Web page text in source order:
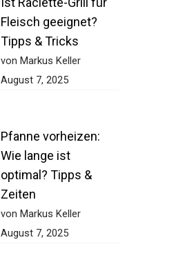
Fleisch geeignet?
Tipps & Tricks
von Markus Keller
August 7, 2025
Pfanne vorheizen:
Wie lange ist
optimal? Tipps &
Zeiten
von Markus Keller
August 7, 2025